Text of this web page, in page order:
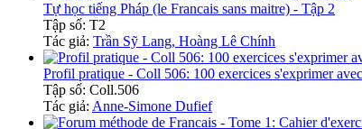
Tự học tiếng Pháp (le Francais sans maitre) - Tập 2
Tập số: T2
Tác giả: Trần Sỹ Lang, Hoàng Lê Chính
Profil pratique - Coll 506: 100 exercices s'exprimer
Tập số: Coll.506
Tác giả: Anne-Simone Dufief